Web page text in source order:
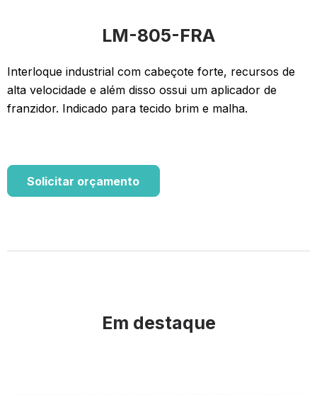
LM-805-FRA
Interloque industrial com cabeçote forte, recursos de
alta velocidade e além disso ossui um aplicador de
franzidor. Indicado para tecido brim e malha.
Solicitar orçamento
Em destaque